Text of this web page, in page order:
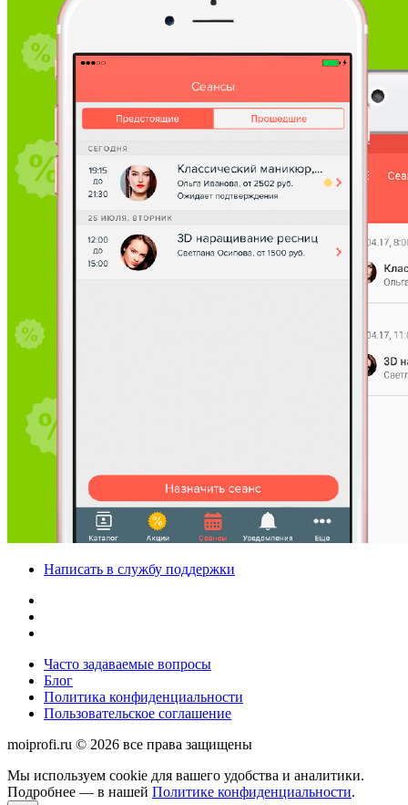
Написать в службу поддержки
Часто задаваемые вопросы
Блог
Политика конфиденциальности
Пользовательское соглашение
moiprofi.ru © 2026 все права защищены
Мы используем cookie для вашего удобства и аналитики.
Подробнее — в нашей Политике конфиденциальности.